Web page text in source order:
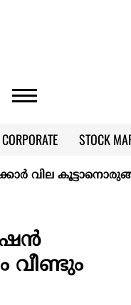
CORPORATE
STOCK
വീണ്ടും